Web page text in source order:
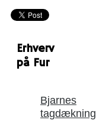
Erhverv
på Fur
Bjarnes
tagdækning